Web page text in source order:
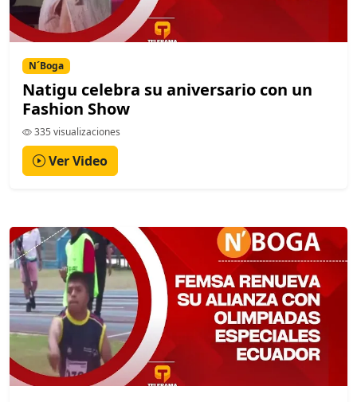
N´Boga
Natigu celebra su aniversario con un
Fashion Show
335 visualizaciones
Ver Video